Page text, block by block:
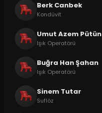
Berk Canbek
Kondüvit
Umut Azem Pütün
Işık Operatörü
Buğra Han Şahan
Işık Operatörü
Sinem Tutar
Suflöz